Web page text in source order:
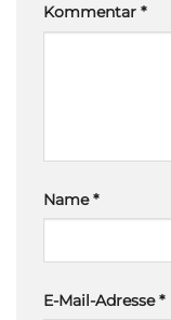
Kommentar *
Name*
E-Mail-Adresse*